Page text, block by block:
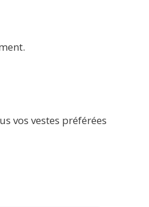
vos vestes préférées